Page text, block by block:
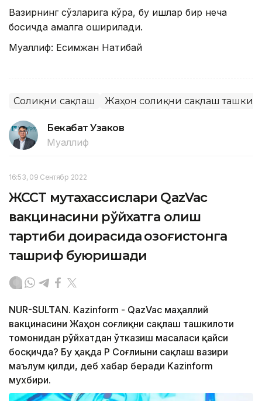
Вазирнинг сўзларига кўра, бу ишлар бир неча
босқичда амалга оширилади.
Муаллиф: Есимжан Нақтибай
Соғлиқни сақлаш Жаҳон соғлиқни сақлаш
Бекабат Узаков
Муаллиф
16:53, 09 Сентябр 2022
ЖССТ мутахассислари QazVac
вакцинасини рўйхатга олиш
тартиби доирасида Қозоғистонга
ташриф буюришади
NUR-SULTAN. Kazinform - QazVac маҳаллий
вакцинасини Жаҳон соғлиқни сақлаш ташкилоти
томонидан рўйхатдан ўтказиш масаласи қайси
босқичда? Бу ҳақда ҚР Соғлиыни сақлаш вазири
маълум қилди, деб хабар беради Kazinform
мухбири.